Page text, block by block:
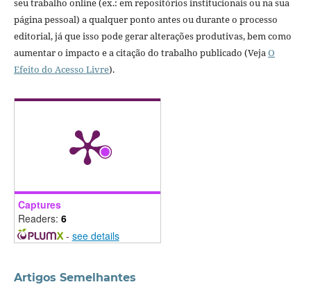
seu trabalho online (ex.: em repositórios institucionais ou na sua
página pessoal) a qualquer ponto antes ou durante o processo
editorial, já que isso pode gerar alterações produtivas, bem como
aumentar o impacto e a citação do trabalho publicado (VejaO
Efeito do Acesso Livre).
Captures
Readers: 6
- see details
Artigos Semelhantes